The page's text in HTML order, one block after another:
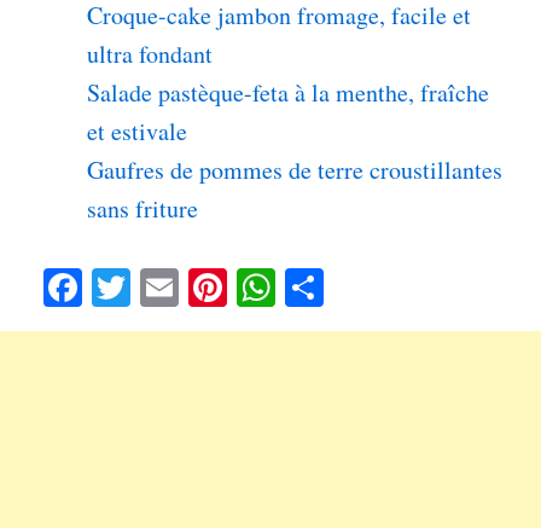
Croque-cake jambon fromage, facile et
ultra fondant
Salade pastèque-feta à la menthe, fraîche
et estivale
Gaufres de pommes de terre croustillantes
sans friture
Fa
ce
T
wi
E
m
Pi
nt
W
ha rt